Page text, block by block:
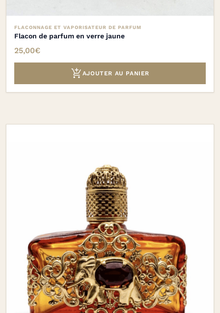
FLACONNAGE ET VAPORISATEUR DE PARFUM
Flacon de parfum en verre jaune
25,00€
 AJOUTER AU PANIER